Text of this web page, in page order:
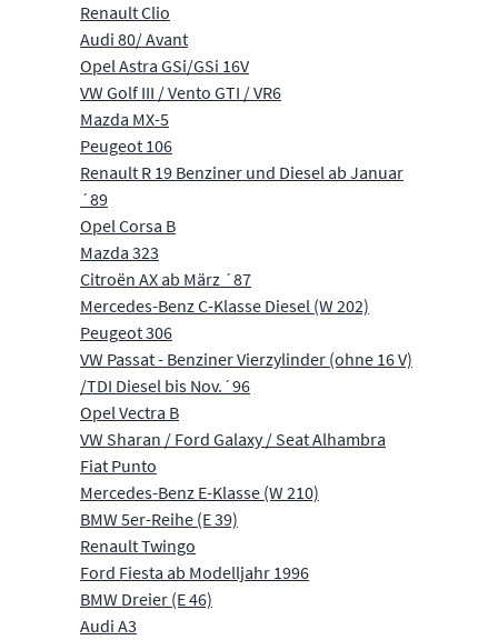
Renault Clio
Audi 80/ Avant
Opel Astra GSi/GSi 16V
VW Golf III / Vento GTI / VR6
Mazda MX-5
Peugeot 106
Renault R 19 Benziner und Diesel ab Januar
´89
Opel Corsa B
Mazda 323
Citroën AX ab März ´87
Mercedes-Benz C-Klasse Diesel (W 202)
Peugeot 306
VW Passat - Benziner Vierzylinder (ohne 16 V)
/TDI Diesel bis Nov.´96
Opel Vectra B
VW Sharan / Ford Galaxy / Seat Alhambra
Fiat Punto
Mercedes-Benz E-Klasse (W 210)
BMW 5er-Reihe (E 39)
Renault Twingo
Ford Fiesta ab Modelljahr 1996
BMW Dreier (E 46)
Audi A3